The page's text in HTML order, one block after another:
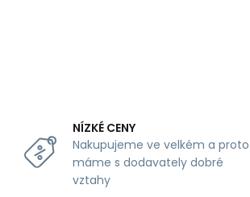
NÍZKÉ CENY
Nakupujeme ve velkém a proto
máme s dodavately dobré
vztahy